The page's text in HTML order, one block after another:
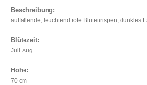
Beschreibung:
auffallende, leuchtend rote Blütenrispen, dunkles
Blütezeit:
Juli-Aug.
Höhe:
70 cm